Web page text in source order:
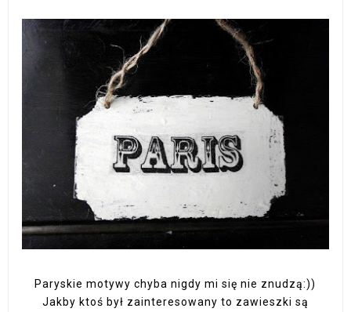
Paryskie motywy chyba nigdy mi się nie znudzą:))
Jakby ktoś był zainteresowany to zawieszki są